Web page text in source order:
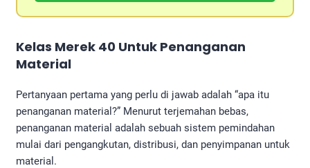
Kelas Merek 40 Untuk Penanganan
Material
Pertanyaan pertama yang perlu di jawab adalah “apa itu
penanganan material?” Menurut terjemahan bebas,
penanganan material adalah sebuah sistem pemindahan
mulai dari pengangkutan, distribusi, dan penyimpanan untuk
material.